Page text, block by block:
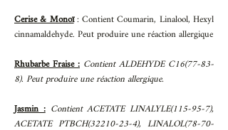
Cerise & Monoï: Contient Coumarin, Linalool, Hexyl
cinnamaldehyde. Peut produire une réaction allergique
Rhubarbe Fraise : Contient ALDEHYDE C16(77-83-
8). Peut produire une réaction allergique.
Jasmin : Contient ACETATE LINALYLE(115-95-7),
ACETATE PTBCH(32210-23-4), LINALOL(78-70-